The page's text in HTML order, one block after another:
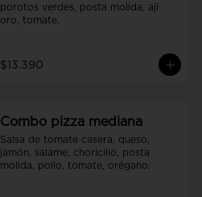
porotos verdes, posta molida, ají
oro, tomate.
$13.390
Combo pizza mediana
Salsa de tomate casera, queso,
jamón, salame, choricillo, posta
molida, pollo, tomate, orégano.